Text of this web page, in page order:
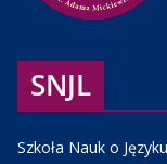
SNJL
Szkoła Nauk o